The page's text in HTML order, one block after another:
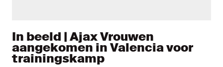
In beeld | Ajax Vrouwen
aangekomen in Valencia voor
trainingskamp